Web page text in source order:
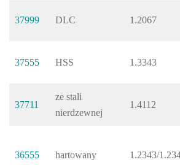
37999 DLC 1.2067
37555 HSS 1.3343
37711
ze stali
nierdzewnej
1.4112
36555 hartowany 1.2343/